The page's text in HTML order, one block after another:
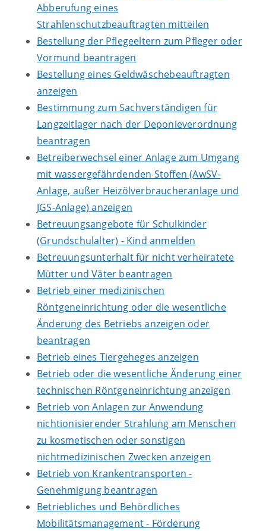
Abberufung eines
Strahlenschutzbeauftragten mitteilen
Bestellung der Pflegeeltern zum Pfleger oder
Vormund beantragen
Bestellung eines Geldwäschebeauftragten
anzeigen
Bestimmung zum Sachverständigen für
Langzeitlager nach der Deponieverordnung
beantragen
Betreiberwechsel einer Anlage zum Umgang
mit wassergefährdenden Stoffen (AwSV-
Anlage, außer Heizölverbraucheranlage und
JGS-Anlage) anzeigen
Betreuungsangebote für Schulkinder
(Grundschulalter) - Kind anmelden
Betreuungsunterhalt für nicht verheiratete
Mütter und Väter beantragen
Betrieb einer medizinischen
Röntgeneinrichtung oder die wesentliche
Änderung des Betriebs anzeigen oder
beantragen
Betrieb eines Tiergeheges anzeigen
Betrieb oder die wesentliche Änderung einer
technischen Röntgeneinrichtung anzeigen
Betrieb von Anlagen zur Anwendung
nichtionisierender Strahlung am Menschen
zu kosmetischen oder sonstigen
nichtmedizinischen Zwecken anzeigen
Betrieb von Krankentransporten -
Genehmigung beantragen
Betriebliches und Behördliches
Mobilitätsmanagement - Förderung